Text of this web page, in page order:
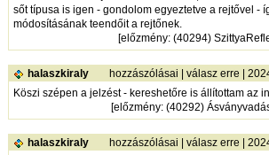
sőt típusa is igen - gondolom egyeztetve a rejtővel -
módosításának teendőit a rejtőnek.
[előzmény: (40294)
halaszkiraly hozzászólásai |válasz erre |
Köszi szépen a jelzést - kereshetőre is állítottam az
[előzmény: (40292)
halaszkiraly hozzászólásai |válasz erre |